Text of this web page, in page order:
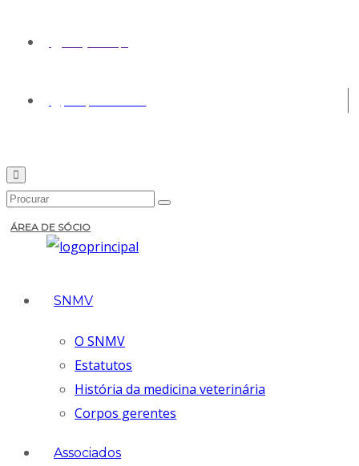
ÁREA DE SÓCIO
SNMV
O SNMV
Estatutos
História da medicina veterinária
Corpos gerentes
Associados